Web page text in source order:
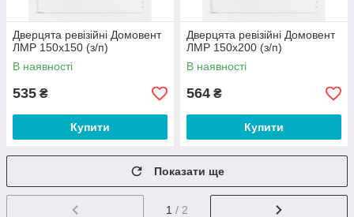
Дверцята ревізійні Домовент
ЛМР 150х150 (з/п)
В наявності
535 ₴
Купити
Дверцята ревізійні Домовент
ЛМР 150х200 (з/п)
В наявності
564 ₴
Купити
Показати ще
1 / 2